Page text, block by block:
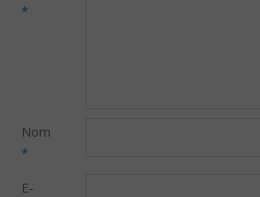
*
Nom
*
E-